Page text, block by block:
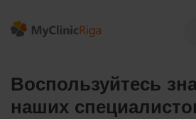
Воспользуйтесь
наших